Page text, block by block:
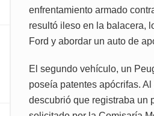
enfrentamiento armado
resultó ileso en la balacera,
Ford y abordar un auto de
El segundo vehículo, un
poseía patentes apócrifas.
descubrió que registraba un